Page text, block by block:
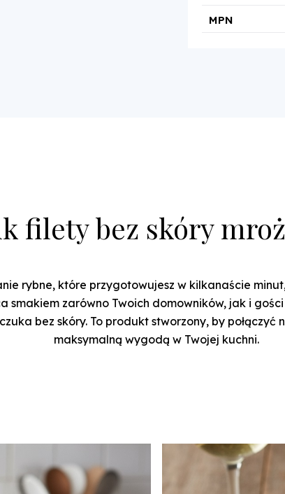
MPN
filety bez skóry
rybne, które przygotowujesz w kilkanaście
smakiem zarówno Twoich domowników, jak i
bez skóry. To produkt stworzony, by połączyć
maksymalną wygodą w Twojej kuchni.